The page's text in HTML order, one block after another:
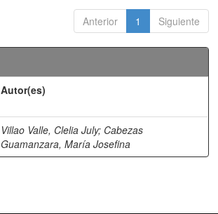
Anterior 1 Siguiente
Autor(es)
Villao Valle, Clelia July; Cabezas
Guamanzara, María Josefina